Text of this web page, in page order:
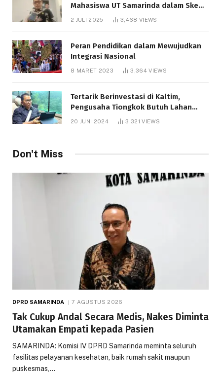
Mahasiswa UT Samarinda dalam Skema
Bantuan Pendidikan Gratispol
2 JULI 2025 3,468 VIEWS
Peran Pendidikan dalam Mewujudkan
Integrasi Nasional
8 MARET 2023 3,364VIEWS
Tertarik Berinvestasi di Kaltim,
Pengusaha Tiongkok Butuh Lahan
1.000 Hektare
20 JUNI 2024 3,321VIEWS
Don't Miss
DPRD SAMARINDA 7 AGUSTUS 2026
Tak Cukup Andal Secara Medis, Nakes Diminta
Utamakan Empati kepada Pasien
SAMARINDA: Komisi IV DPRD Samarinda meminta seluruh
fasilitas pelayanan kesehatan, baik rumah sakit maupun
puskesmas,…